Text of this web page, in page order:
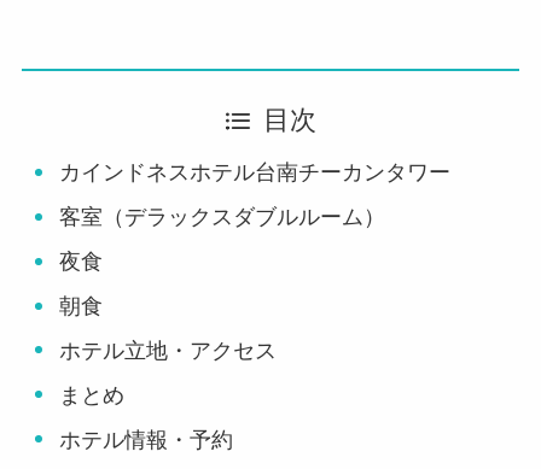
目次
カインドネスホテル台南チーカンタワー
客室（デラックスダブルルーム）
夜食
朝食
ホテル立地・アクセス
まとめ
ホテル情報・予約